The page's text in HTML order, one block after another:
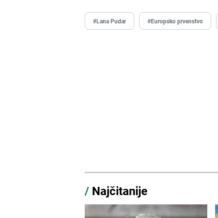
#Lana Pudar #Europsko prvenstvo
/ Najčitanije